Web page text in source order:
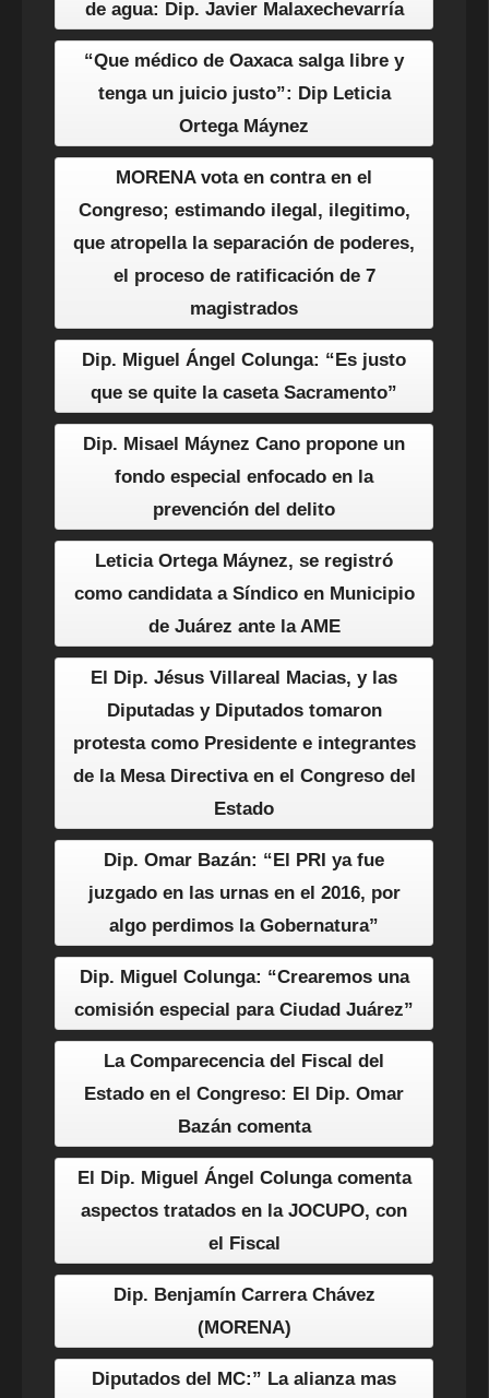
de agua: Dip. Javier Malaxechevarría
“Que médico de Oaxaca salga libre y
tenga un juicio justo”: Dip Leticia
Ortega Máynez
MORENA vota en contra en el
Congreso; estimando ilegal, ilegitimo,
que atropella la separación de poderes,
el proceso de ratificación de 7
magistrados
Dip. Miguel Ángel Colunga: “Es justo
que se quite la caseta Sacramento”
Dip. Misael Máynez Cano propone un
fondo especial enfocado en la
prevención del delito
Leticia Ortega Máynez, se registró
como candidata a Síndico en Municipio
de Juárez ante la AME
El Dip. Jésus Villareal Macias, y las
Diputadas y Diputados tomaron
protesta como Presidente e integrantes
de la Mesa Directiva en el Congreso del
Estado
Dip. Omar Bazán: “El PRI ya fue
juzgado en las urnas en el 2016, por
algo perdimos la Gobernatura”
Dip. Miguel Colunga: “Crearemos una
comisión especial para Ciudad Juárez”
La Comparecencia del Fiscal del
Estado en el Congreso: El Dip. Omar
Bazán comenta
El Dip. Miguel Ángel Colunga comenta
aspectos tratados en la JOCUPO, con
el Fiscal
Dip. Benjamín Carrera Chávez
(MORENA)
Diputados del MC:” La alianza mas